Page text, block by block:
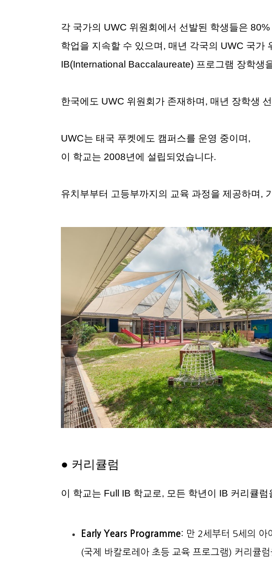
각 국가의 UWC 위원회에서 선발된 학생들은
학업을 지속할 수 있으며, 매년 각국의 UWC 국가
IB(International Baccalaureate) 프로그램 장학생
한국에도 UWC 위원회가 존재하며, 매년 장학생
UWC는 태국 푸켓에도 캠퍼스를 운영 중이며,
이 학교는 2008년에 설립되었습니다.
유치부부터 고등부까지의 교육 과정을 제공하며,
● 커리큘럼
이 학교는 Full IB 학교로, 모든 학년이 IB 커리큘
Early Years Programme: 만 2세부터 5세의 아
(국제 바칼로레아 초등 교육 프로그램) 커리큘